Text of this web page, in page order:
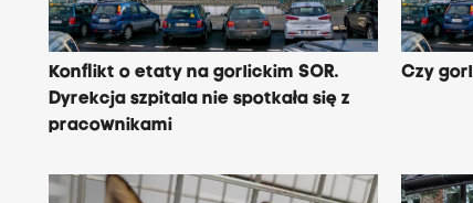
Konflikt o etaty na gorlickim SOR.
Dyrekcja szpitala nie spotkała się z
pracownikami
Czy